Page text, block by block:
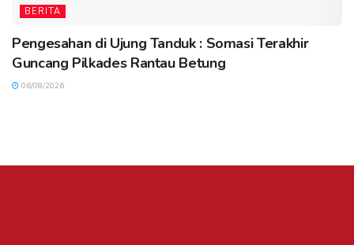
BERITA
Pengesahan di Ujung Tanduk : Somasi Terakhir
Guncang Pilkades Rantau Betung
06/08/2026